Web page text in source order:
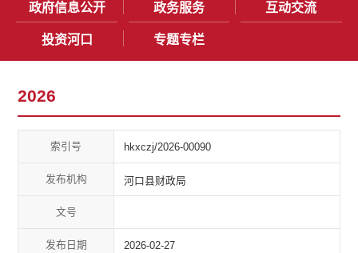
政府信息公开 政务服务 互动交流
投资河口 专题专栏
2026
索引号 hkxczj/2026-00090
发布机构 河口县财政局
文号
发布日期 2026-02-27